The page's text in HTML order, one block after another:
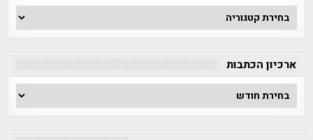
חפש
לפי
קטגוריה
ארכיון הכתבות
ארכיון
הכתבות